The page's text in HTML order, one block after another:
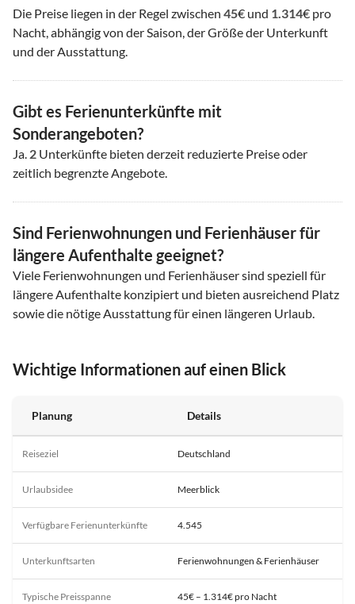
Die Preise liegen in der Regel zwischen 45€ und 1.314€ pro
Nacht, abhängig von der Saison, der Größe der Unterkunft
und der Ausstattung.
Gibt es Ferienunterkünfte mit
Sonderangeboten?
Ja. 2 Unterkünfte bieten derzeit reduzierte Preise oder
zeitlich begrenzte Angebote.
Sind Ferienwohnungen und Ferienhäuser für
längere Aufenthalte geeignet?
Viele Ferienwohnungen und Ferienhäuser sind speziell für
längere Aufenthalte konzipiert und bieten ausreichend Platz
sowie die nötige Ausstattung für einen längeren Urlaub.
Wichtige Informationen auf einen Blick
Planung Details
Reiseziel Deutschland
Urlaubsidee Meerblick
Verfügbare Ferienunterkünfte 4.545
Unterkunftsarten Ferienwohnungen & Ferienhäuser
Typische Preisspanne 45€ – 1.314€ pro Nacht